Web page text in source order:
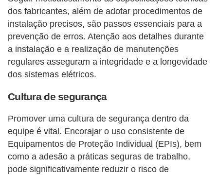
dos fabricantes, além de adotar procedimentos de
instalação precisos, são passos essenciais para a
prevenção de erros. Atenção aos detalhes durante
a instalação e a realização de manutenções
regulares asseguram a integridade e a longevidade
dos sistemas elétricos.
Cultura de segurança
Promover uma cultura de segurança dentro da
equipe é vital. Encorajar o uso consistente de
Equipamentos de Proteção Individual (EPIs), bem
como a adesão a práticas seguras de trabalho,
pode significativamente reduzir o risco de